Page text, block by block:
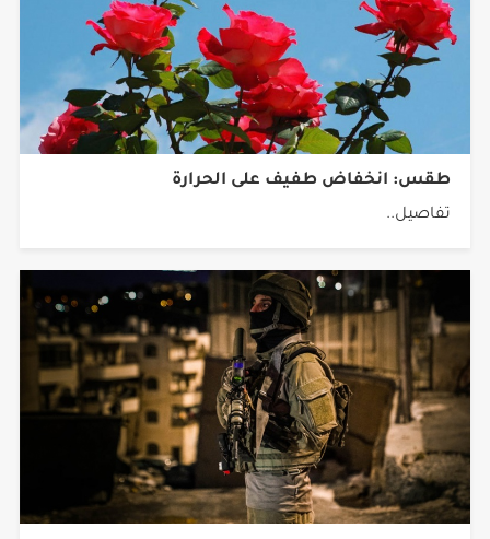
طقس: انخفاض طفيف على الحرارة
تفاصيل..